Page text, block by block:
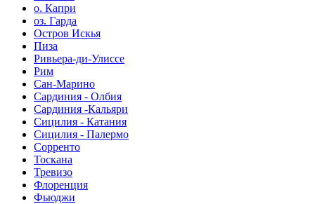
о. Капри
оз. Гарда
Остров Искья
Пиза
Ривьера-ди-Улиссе
Рим
Сан-Марино
Сардиния - Олбия
Сардиния -Кальяри
Сицилия - Катания
Сицилия - Палермо
Сорренто
Тоскана
Тревизо
Флоренция
Фьюджи